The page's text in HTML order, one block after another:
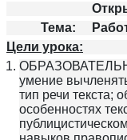
Тема: Работа
Цели урока:
умение
тип речи текста;
особенностях